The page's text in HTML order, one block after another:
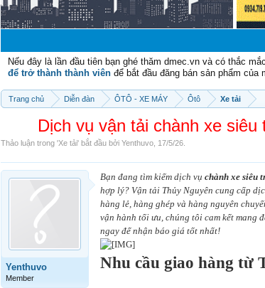
Nếu đây là lần đầu tiên bạn ghé thăm dmec.vn và có thắc
để trở thành thành viên để bắt đầu đăng bán sản phẩm của
Trang chủ Diễn đàn ÔTÔ - XE MÁY Ôtô Xe tải
Dịch vụ vận tải chành xe
Thảo luận trong 'Xe tải' bắt đầu bởi Yenthuvo 17/5/26
Yenthuvo
Member
Bạn đang tìm kiếm dịch vụ chành xe siêu
hợp lý? Vận tải Thủy Nguyên cung cấp
hàng lẻ, hàng ghép và hàng nguyên
vận hành tối ưu, chúng tôi cam kết mang
ngay để nhận báo giá tốt nhất!
Nhu cầu giao hàng từ